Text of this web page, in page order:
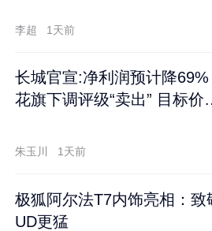
李超 1天前
长城官宣:净利润预计降69%
花旗下调评级“卖出” 目标价
朱玉川 1天前
极狐阿尔法T7内饰亮相：致
UD更猛